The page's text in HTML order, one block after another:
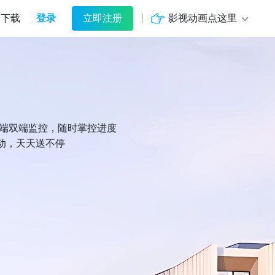
下载 登录 立即注册 影视动画点这里
双端监控，随时掌控进度
，天天送不停